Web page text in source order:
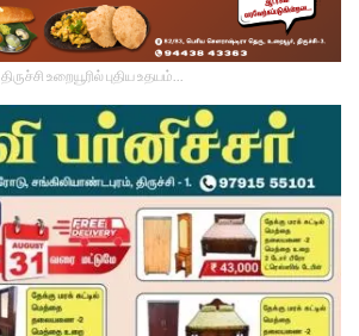
திருச்சி உறையூரில் புதிய உதயம்...